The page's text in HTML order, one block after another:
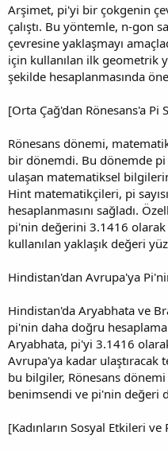
Arşimet, pi'yi bir çokgenin
çalıştı. Bu yöntemle, n-gon
çevresine yaklaşmayı
için kullanılan ilk geometrik
şekilde hesaplanmasında
[Orta Çağ'dan Rönesans'a Pi
Rönesans dönemi,
bir dönemdi. Bu dönemde pi
ulaşan matematiksel
Hint matematikçileri, pi
hesaplanmasını sağladı.
pi'nin değerini 3.1416 olarak
kullanılan yaklaşık değeri
Hindistan'dan Avrupa'ya
Hindistan'da Aryabhata ve
pi'nin daha doğru
Aryabhata, pi'yi 3.1416
Avrupa'ya kadar ulaştıracak
bu bilgiler, Rönesans
benimsendi ve pi'nin değeri
[Kadınların Sosyal Etkileri